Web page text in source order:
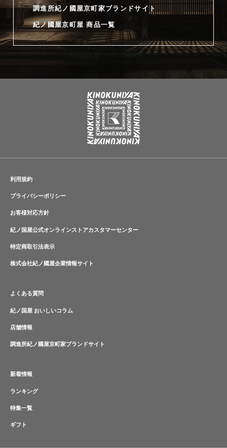
調進所紀ノ國屋京町家ブランドサイト
紀ノ國屋京町屋 商品一覧
利用規約
プライバシーポリシー
お客様対応方針
紀ノ国屋公式オンラインストアカスタマーセンター
特定商取引法表示
株式会社紀ノ國屋企業情報サイト
よくある質問
紀ノ国屋 おいしいコラム
店舗情報
調進所紀ノ國屋京町家ブランドサイト
新着情報
ランキング
特集一覧
ギフト